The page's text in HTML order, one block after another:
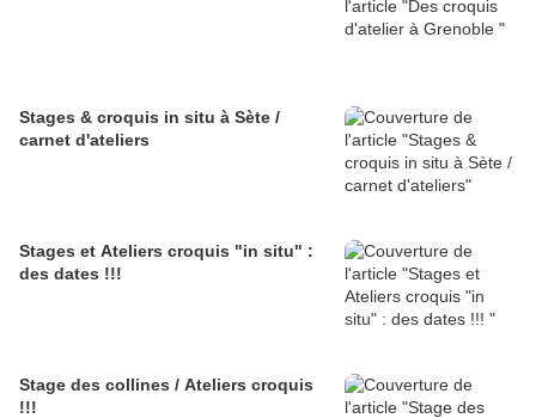
Stages & croquis in situ à Sète /
carnet d'ateliers
Stages et Ateliers croquis "in situ" :
des dates !!!
Stage des collines / Ateliers croquis
!!!